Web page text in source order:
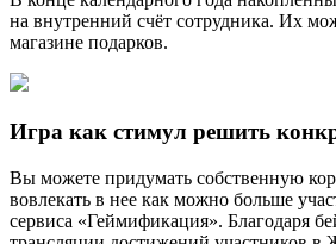
на внутренний счёт сотрудника. Их
магазине подарков.
Игра как стимул решить
Вы можете придумать собственную
вовлекать в нее как можно больше
сервиса «Геймификация». Благодаря